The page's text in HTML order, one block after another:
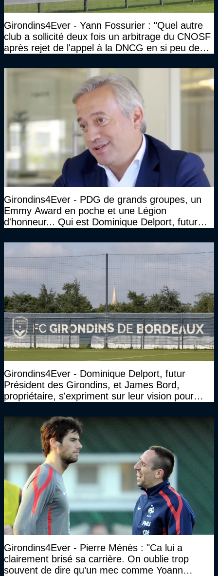
Girondins4Ever - Yann Fossurier : "Quel autre
club a sollicité deux fois un arbitrage du CNOSF
après rejet de l'appel à la DNCG en si peu de
Girondins4Ever - PDG de grands groupes, un
Emmy Award en poche et une Légion
d'honneur... Qui est Dominique Delport, futur
Girondins4Ever - Dominique Delport, futur
Président des Girondins, et James Bord,
propriétaire, s'expriment sur leur vision pour
Girondins4Ever - Pierre Ménès : "Ca lui a
clairement brisé sa carrière. On oublie trop
souvent de dire qu’un mec comme Yoann